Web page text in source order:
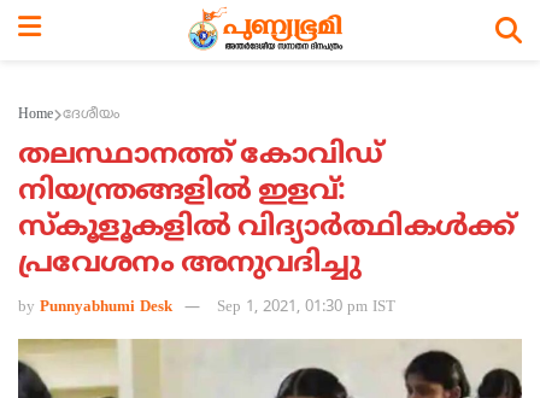
Home ദേശീയം
തലസ്ഥാനത്ത് കോവിഡ്
നിയന്ത്രങ്ങളില്‍ ഇളവ്:
സ്‌കൂളൂകളില്‍ വിദ്യാര്‍ത്ഥികള്‍ക്ക്
പ്രവേശനം അനുവദിച്ചു
by Punnyabhumi Desk Sep 1, 2021, 01:30 pm IST